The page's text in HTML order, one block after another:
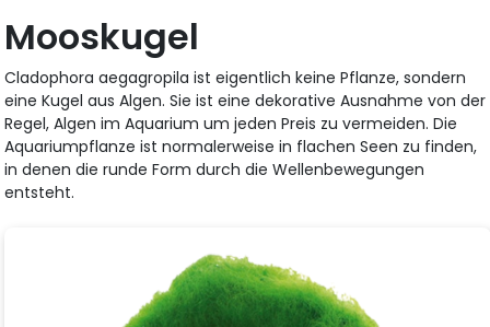
Mooskugel
Cladophora aegagropila ist eigentlich keine Pflanze, sondern
eine Kugel aus Algen. Sie ist eine dekorative Ausnahme von der
Regel, Algen im Aquarium um jeden Preis zu vermeiden. Die
Aquariumpflanze ist normalerweise in flachen Seen zu finden,
in denen die runde Form durch die Wellenbewegungen
entsteht.